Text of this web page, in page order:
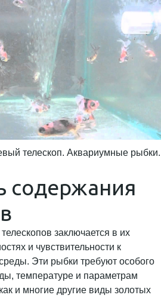
телескоп. Аквариумные рыбки.
содержания
заключается в их
и чувствительности к
Эти рыбки требуют особого
температуре и параметрам
и многие другие виды золотых